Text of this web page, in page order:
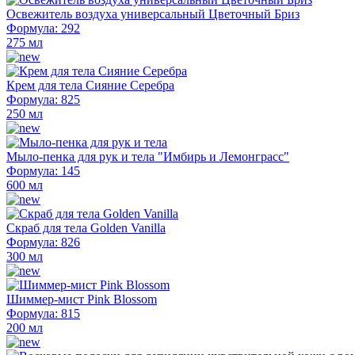
Освежитель воздуха универсальный Цветочный Бриз
Формула: 292
275 мл
Крем для тела Сияние Серебра
Формула: 825
250 мл
Мыло-пенка для рук и тела "Имбирь и Лемонграсс"
Формула: 145
600 мл
Скраб для тела Golden Vanilla
Формула: 826
300 мл
Шиммер-мист Pink Blossom
Формула: 815
200 мл